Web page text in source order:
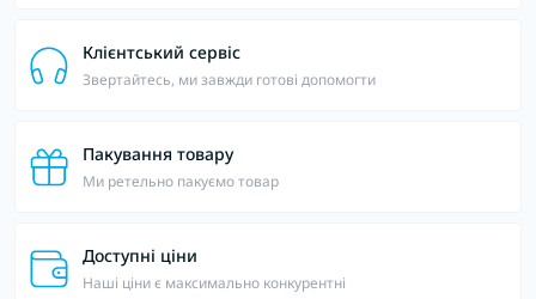
Клієнтський сервіс
Звертайтесь, ми завжди готові допомогти
Пакування товару
Ми ретельно пакуємо товар
Доступні ціни
Наші ціни є максимально конкурентні